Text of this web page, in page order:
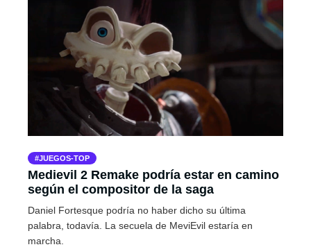
JUEGOS-TOP
Medievil 2 Remake podría estar en camino
según el compositor de la saga
Daniel Fortesque podría no haber dicho su última
palabra, todavía. La secuela de MeviEvil estaría en
marcha.